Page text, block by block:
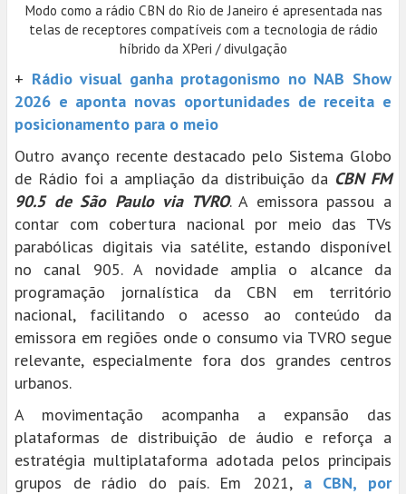
Modo como a rádio CBN do Rio de Janeiro é apresentada nas
telas de receptores compatíveis com a tecnologia de rádio
híbrido da XPeri / divulgação
+ Rádio visual ganha protagonismo no NAB Show
2026 e aponta novas oportunidades de receita e
posicionamento para o meio
Outro avanço recente destacado pelo Sistema Globo
de Rádio foi a ampliação da distribuição da CBN FM
90.5 de São Paulo via TVRO. A emissora passou a
contar com cobertura nacional por meio das TVs
parabólicas digitais via satélite, estando disponível
no canal 905. A novidade amplia o alcance da
programação jornalística da CBN em território
nacional, facilitando o acesso ao conteúdo da
emissora em regiões onde o consumo via TVRO segue
relevante, especialmente fora dos grandes centros
urbanos.
A movimentação acompanha a expansão das
plataformas de distribuição de áudio e reforça a
estratégia multiplataforma adotada pelos principais
grupos de rádio do país. Em 2021, a CBN, por